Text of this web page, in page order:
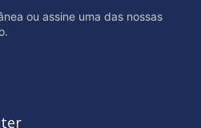
ou assine uma das nossas